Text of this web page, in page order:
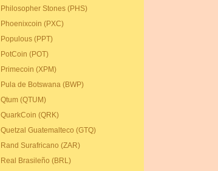
Philosopher Stones (PHS)
Phoenixcoin (PXC)
Populous (PPT)
PotCoin (POT)
Primecoin (XPM)
Pula de Botswana (BWP)
Qtum (QTUM)
QuarkCoin (QRK)
Quetzal Guatemalteco (GTQ)
Rand Surafricano (ZAR)
Real Brasileño (BRL)